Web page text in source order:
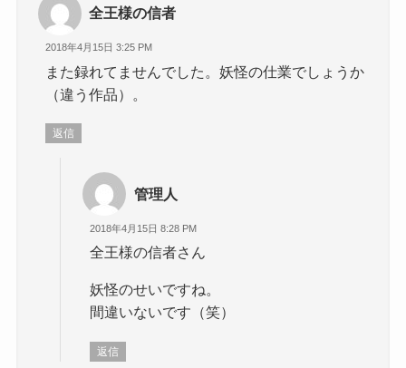
全王様の信者
2018年4月15日 3:25 PM
また録れてませんでした。妖怪の仕業でしょうか
（違う作品）。
返信
管理人
2018年4月15日 8:28 PM
全王様の信者さん
妖怪のせいですね。
間違いないです（笑）
返信